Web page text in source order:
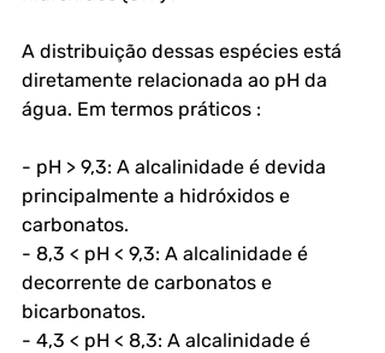
A distribuição dessas espécies está
diretamente relacionada ao pH da
água. Em termos práticos :
- pH > 9,3: A alcalinidade é devida
principalmente a hidróxidos e
carbonatos.
- 8,3 < pH < 9,3: A alcalinidade é
decorrente de carbonatos e
bicarbonatos.
- 4,3 < pH < 8,3: A alcalinidade é